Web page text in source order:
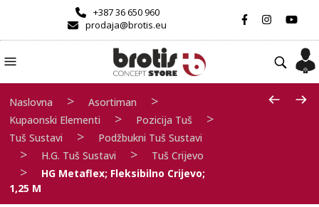
+387 36 650 960
prodaja@brotis.eu
Naslovna > Asortiman >
Kupaonski Elementi > Pozicija Tuš >
Tuš Sustavi > Podžbukni Tuš Sustavi
> H.G. Tuš Sustavi > Tuš Crijevo
>
HG Metaflex; Fleksibilno Crijevo;
1,25 M